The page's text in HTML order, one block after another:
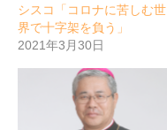
シスコ「コロナに苦しむ世
界で十字架を負う」
2021年3月30日